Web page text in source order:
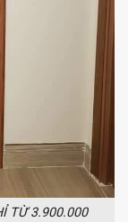
TỪ 3.900.000